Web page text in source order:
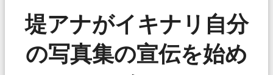
堤アナがイキナリ自分
の写真集の宣伝を始め